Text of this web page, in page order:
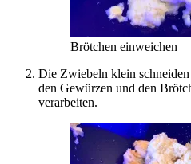
Brötchen einweichen
Die Zwiebeln klein
den Gewürzen und den
verarbeiten.